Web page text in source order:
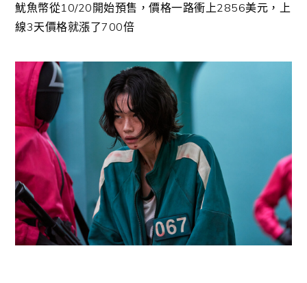
魷魚幣從10/20開始預售，價格一路衝上2856美元，上
線3天價格就漲了700倍